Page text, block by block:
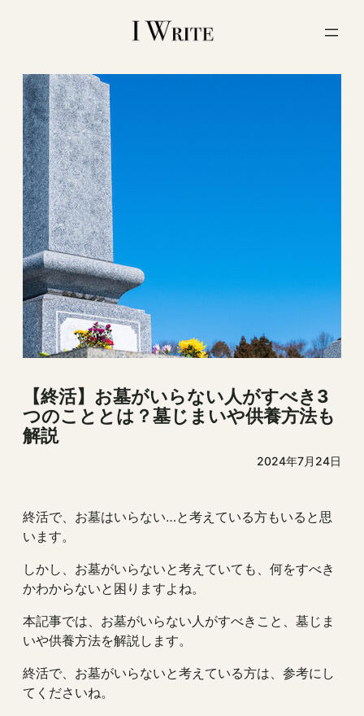
【終活】お墓がいらない人がすべき3
つのこととは？墓じまいや供養方法も
解説
2024年7月24日
終活で、お墓はいらない…と考えている方もいると思
います。
しかし、お墓がいらないと考えていても、何をすべき
かわからないと困りますよね。
本記事では、お墓がいらない人がすべきこと、墓じま
いや供養方法を解説します。
終活で、お墓がいらないと考えている方は、参考にし
てくださいね。